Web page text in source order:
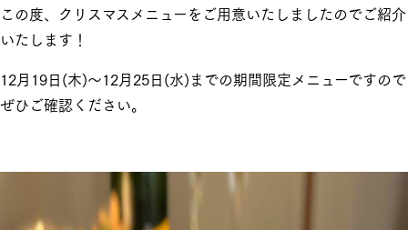
この度、クリスマスメニューをご用意いたしましたのでご紹介
いたします！
12月19日(木)～12月25日(水)までの期間限定メニューですので
ぜひご確認ください。